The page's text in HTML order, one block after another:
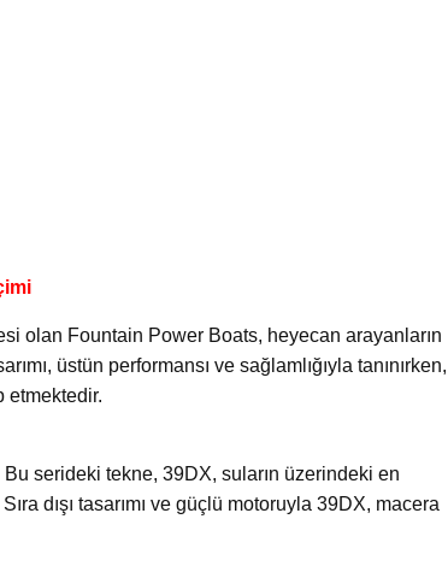
olan Fountain Power Boats, heyecan arayanların
üstün performansı ve sağlamlığıyla tanınırken,
etmektedir.
Bu serideki tekne, 39DX, suların üzerindeki en
dışı tasarımı ve güçlü motoruyla 39DX, macera